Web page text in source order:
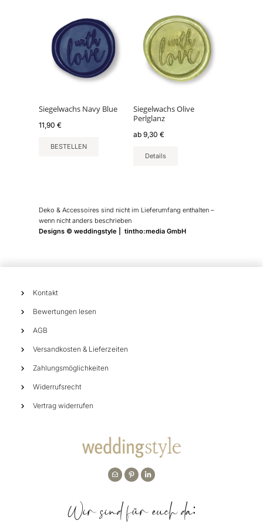
Siegelwachs Navy Blue
11,90 €
BESTELLEN
Siegelwachs Olive
Perlglanz
ab9,30€
Details
Produkt
weist
mehrere
Varianten
können
auf
der
gewählt
Deko & Accessoires sind nicht im Lieferumfang enthalten –
wenn nicht anders beschrieben
Designs © weddingstyle | tintho:media GmbH
Kontakt
Bewertungen lesen
AGB
Versandkosten & Lieferzeiten
Zahlungsmöglichkeiten
Widerrufsrecht
Vertrag widerrufen
Wir sind für euch da: